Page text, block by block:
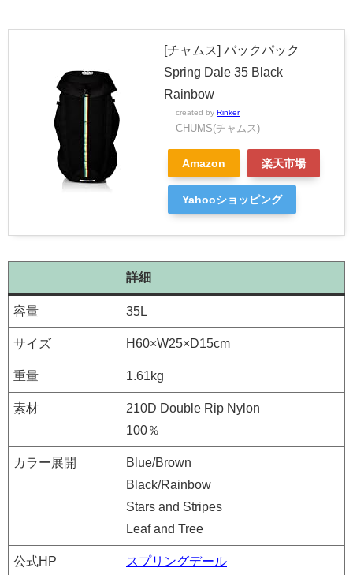
[チャムス] バックパック
Spring Dale 35 Black
Rainbow
created by Rinker
CHUMS(チャムス)
Amazon 楽天市場
Yahooショッピング
詳細
容量 35L
サイズ H60×W25×D15cm
重量 1.61kg
素材
210D Double Rip Nylon
100％
カラー展開
Blue/Brown
Black/Rainbow
Stars and Stripes
Leaf and Tree
公式HP
スプリングデール